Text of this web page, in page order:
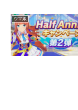
ウマ娘